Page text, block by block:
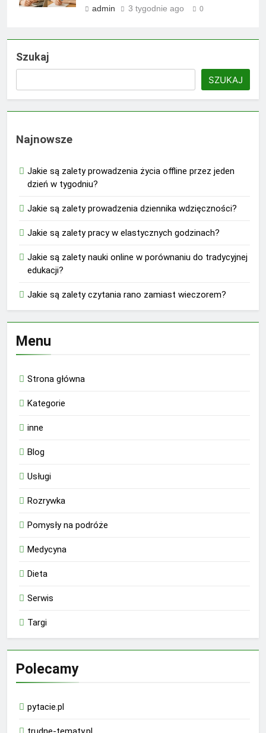
admin 3 tygodnie ago 0
Szukaj
SZUKAJ
Najnowsze
Jakie są zalety prowadzenia życia offline przez jeden
dzień w tygodniu?
Jakie są zalety prowadzenia dziennika wdzięczności?
Jakie są zalety pracy w elastycznych godzinach?
Jakie są zalety nauki online w porównaniu do tradycyjnej
edukacji?
Jakie są zalety czytania rano zamiast wieczorem?
Menu
Strona główna
Kategorie
inne
Blog
Usługi
Rozrywka
Pomysły na podróże
Medycyna
Dieta
Serwis
Targi
Polecamy
pytacie.pl